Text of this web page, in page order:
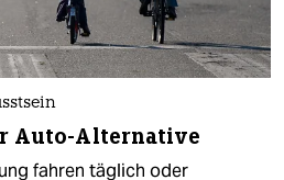
Auto-Alternative
fahren täglich oder